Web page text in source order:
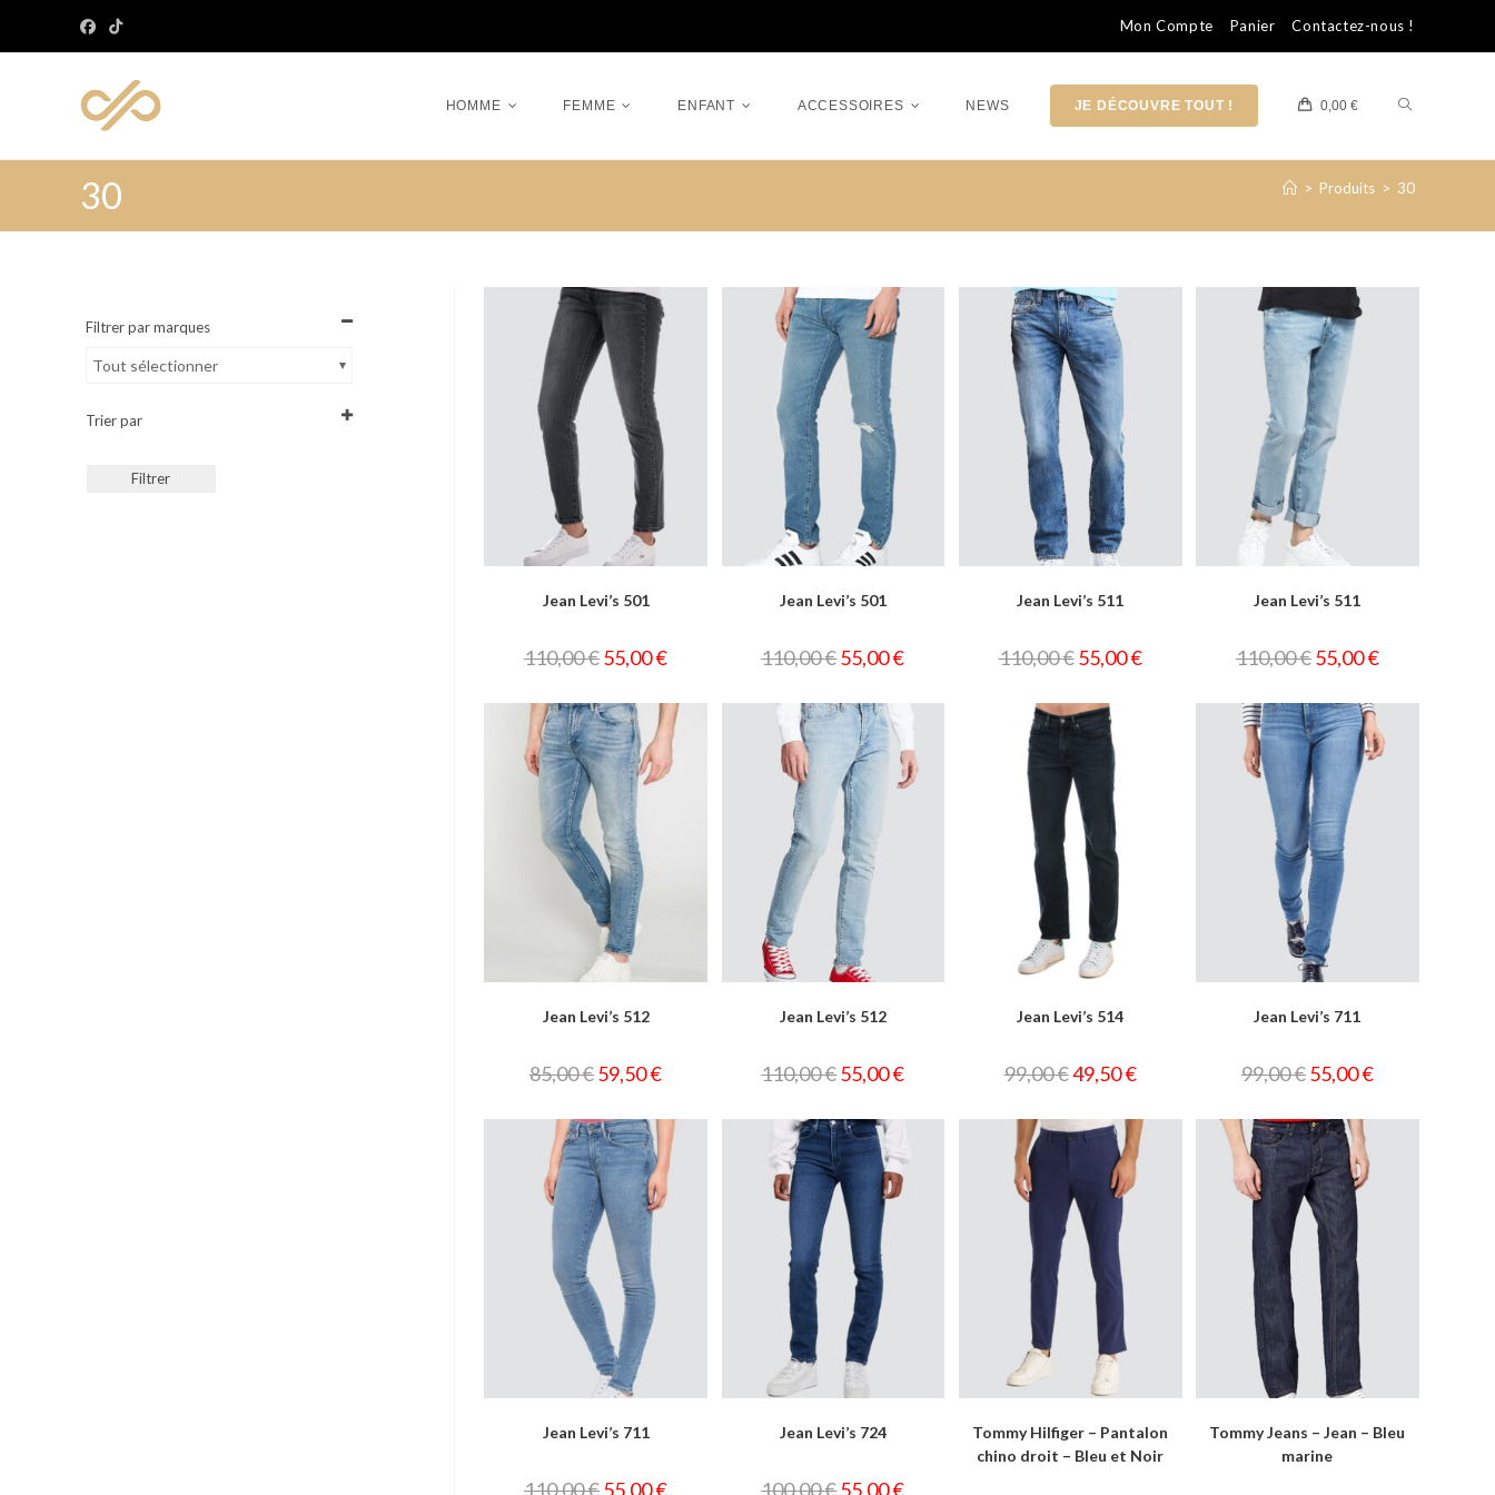
Mon Compte Panier Contactez-nous !
HOMME FEMME ENFANT ACCESSOIRES NEWS JE DÉCOUVRE TOUT ! 0,00 €
30 > Produits > 30
Filtrer par marques
Tout sélectionner
Trier par
Filtrer
Jean Levi’s 501
110,00€55,00€
Jean Levi’s 501
110,00€55,00€
Jean Levi’s 511
110,00€55,00€
Jean Levi’s 511
110,00€55,00€
Jean Levi’s 512
85,00€59,50€
Jean Levi’s 512
110,00€55,00€
Jean Levi’s 514
99,00€49,50€
Jean Levi’s 711
99,00€55,00€
Jean Levi’s 711
110,00€ 55,00€
Jean Levi’s 724
100,00€ 55,00€
Tommy Hilfiger – Pantalon
chino droit – Bleu et Noir
Tommy Jeans – Jean – Bleu
marine